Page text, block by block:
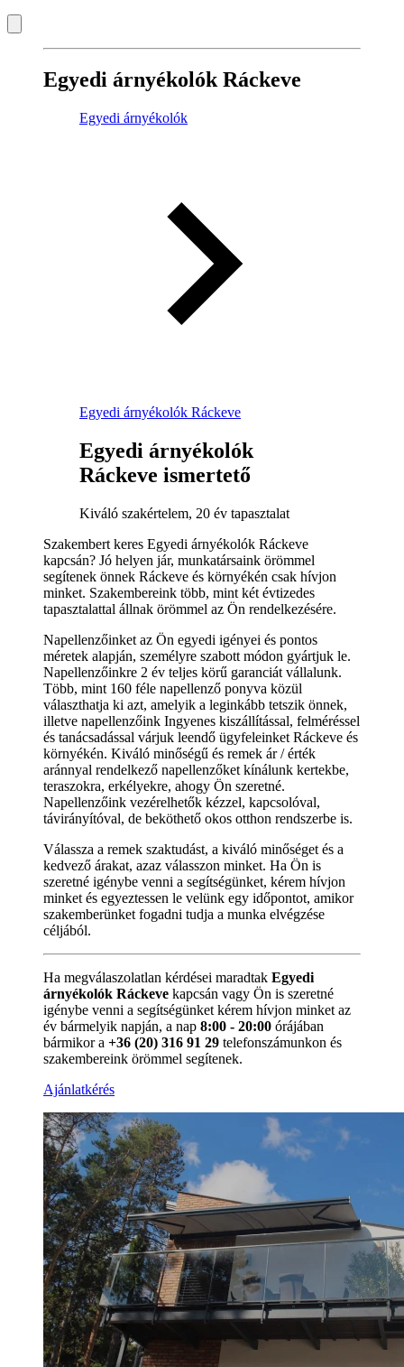
Egyedi árnyékolók Ráckeve
Egyedi árnyékolók
Egyedi árnyékolók Ráckeve
Egyedi árnyékolók
Ráckeve ismertető
Kiváló szakértelem, 20 év tapasztalat
Szakembert keres Egyedi árnyékolók Ráckeve
kapcsán? Jó helyen jár, munkatársaink örömmel
segítenek önnek Ráckeve és környékén csak hívjon
minket. Szakembereink több, mint két évtizedes
tapasztalattal állnak örömmel az Ön rendelkezésére.
Napellenzőinket az Ön egyedi igényei és pontos
méretek alapján, személyre szabott módon gyártjuk le.
Napellenzőinkre 2 év teljes körű garanciát vállalunk.
Több, mint 160 féle napellenző ponyva közül
választhatja ki azt, amelyik a leginkább tetszik önnek,
illetve napellenzőink Ingyenes kiszállítással, felméréssel
és tanácsadással várjuk leendő ügyfeleinket Ráckeve és
környékén. Kiváló minőségű és remek ár / érték
aránnyal rendelkező napellenzőket kínálunk kertekbe,
teraszokra, erkélyekre, ahogy Ön szeretné.
Napellenzőink vezérelhetők kézzel, kapcsolóval,
távirányítóval, de beköthető okos otthon rendszerbe is.
Válassza a remek szaktudást, a kiváló minőséget és a
kedvező árakat, azaz válasszon minket. Ha Ön is
szeretné igénybe venni a segítségünket, kérem hívjon
minket és egyeztessen le velünk egy időpontot, amikor
szakemberünket fogadni tudja a munka elvégzése
céljából.
Ha megválaszolatlan kérdései maradtak Egyedi
árnyékolók Ráckeve kapcsán vagy Ön is szeretné
igénybe venni a segítségünket kérem hívjon minket az
év bármelyik napján, a nap 8:00 - 20:00 órájában
bármikor a +36 (20) 316 91 29 telefonszámunkon és
szakembereink örömmel segítenek.
Ajánlatkérés